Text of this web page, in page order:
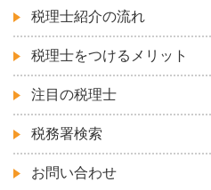
税理士紹介の流れ
税理士をつけるメリット
注目の税理士
税務署検索
お問い合わせ